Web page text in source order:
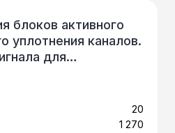
блоков активного
уплотнения каналов.
для
одномодовое
20
1 270